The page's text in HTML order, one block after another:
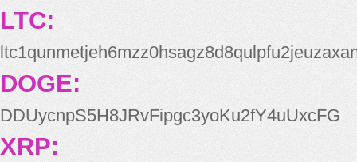
LTC:
DOGE:
DDUycnpS5H8JRvFipgc3yoKu2fY4uUxcFG
XRP: